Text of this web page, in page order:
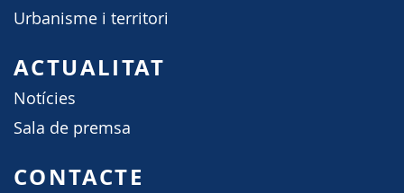
Urbanisme i territori
ACTUALITAT
Notícies
Sala de premsa
CONTACTE